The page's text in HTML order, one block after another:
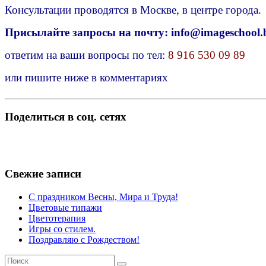
Консультации проводятся в Москве, в центре города.
Присылайте запросы на почту:
ответим на ваши вопросы по тел: 8 916 530 09 89
или пишите ниже в комментариях
Поделиться в соц. сетях
Свежие записи
С праздником Весны, Мира и Труда!
Цветовые типажи
Цветотерапия
Игры со стилем.
Поздравляю с Рождеством!